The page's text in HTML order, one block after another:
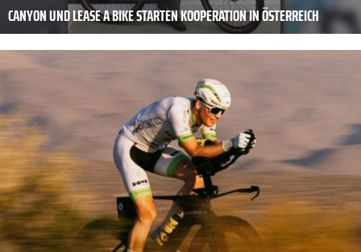
CANYON UND LEASE A BIKE STARTEN KOOPERATION IN ÖSTERREICH